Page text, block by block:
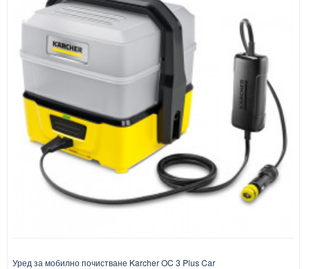
Уред за мобилно почистване Karcher OC 3 Plus Car